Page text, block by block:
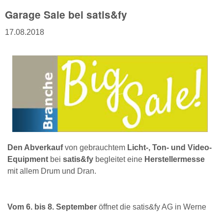
Garage Sale bei satis&fy
17.08.2018
Den Abverkaufvon gebrauchtem Licht-, Ton- und Video-
Equipment bei satis&fy begleitet eine Herstellermesse
mit allem Drum und Dran.
Vom 6. bis 8. September öffnet die satis&fy AG in Werne